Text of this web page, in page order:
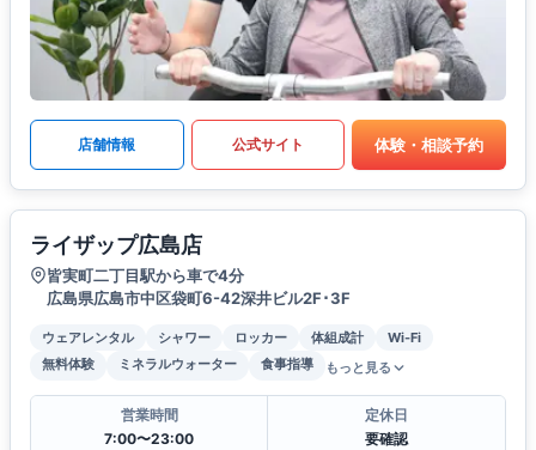
店舗情報 公式サイト 体験・相談予約
ライザップ広島店
皆実町二丁目駅から車で4分
広島県広島市中区袋町6-42深井ビル2F･3F
ウェアレンタル シャワー ロッカー 体組成計
Wi-Fi
無料体験
ミネラルウォーター 食事指導 もっと見る
営業時間
7:00〜23:00
定休日
要確認